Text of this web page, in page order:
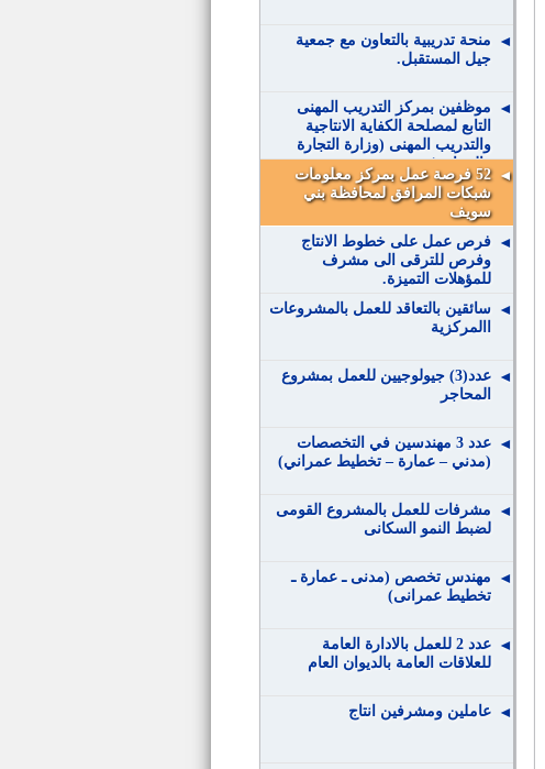
منحة تدريبية بالتعاون مع جمعية
جيل المستقبل.
موظفين بمركز التدريب المهنى
التابع لمصلحة الكفاية الانتاجية
والتدريب المهنى (وزارة التجارة
والصناعة)
52 فرصة عمل بمركز معلومات
شبكات المرافق لمحافظة بني
سويف
فرص عمل على خطوط الانتاج
وفرص للترقى الى مشرف
للمؤهلات التميزة.
سائقين بالتعاقد للعمل بالمشروعات
االمركزية
عدد(3) جيولوجيين للعمل بمشروع
المحاجر
عدد 3 مهندسين في التخصصات
(مدني – عمارة – تخطيط عمراني)
مشرفات للعمل بالمشروع القومى
لضبط النمو السكانى
مهندس تخصص (مدنى ـ عمارة ـ
تخطيط عمرانى)
عدد 2 للعمل بالادارة العامة
للعلاقات العامة بالديوان العام
عاملين ومشرفين انتاج